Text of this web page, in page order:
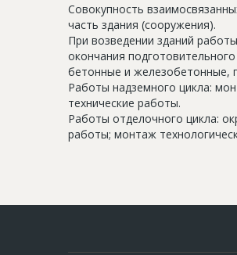
Совокупность
часть здания (сооружения).
При возведении зданий
окончания
бетонные и железобетонные,
Работы надземного цикла:
технические работы.
Работы отделочного цикла:
работы; монтаж